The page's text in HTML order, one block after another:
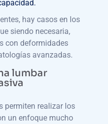
hay casos en los
siendo necesaria,
con deformidades
avanzadas.
lumbar
permiten realizar los
un enfoque mucho